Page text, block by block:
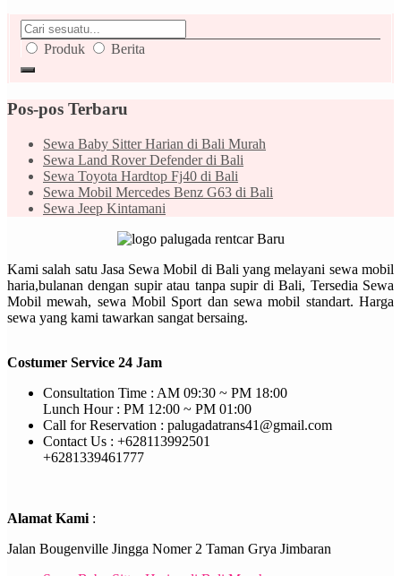
Produk Berita
Pos-pos Terbaru
Sewa Baby Sitter Harian di Bali Murah
Sewa Land Rover Defender di Bali
Sewa Toyota Hardtop Fj40 di Bali
Sewa Mobil Mercedes Benz G63 di Bali
Sewa Jeep Kintamani
Kami salah satu Jasa Sewa Mobil di Bali yang melayani sewa mobil
haria,bulanan dengan supir atau tanpa supir di Bali, Tersedia Sewa
Mobil mewah, sewa Mobil Sport dan sewa mobil standart. Harga
sewa yang kami tawarkan sangat bersaing.
Costumer Service 24 Jam
Consultation Time : AM 09:30 ~ PM 18:00
Lunch Hour : PM 12:00 ~ PM 01:00
Call for Reservation : palugadatrans41@gmail.com
Contact Us : +628113992501
+6281339461777
Alamat Kami :
Jalan Bougenville Jingga Nomer 2 Taman Grya Jimbaran